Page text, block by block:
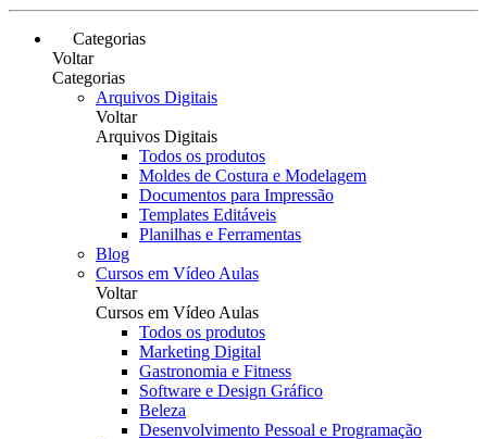
Categorias
Voltar
Categorias
Arquivos Digitais
Voltar
Arquivos Digitais
Todos os produtos
Moldes de Costura e Modelagem
Documentos para Impressão
Templates Editáveis
Planilhas e Ferramentas
Blog
Cursos em Vídeo Aulas
Voltar
Cursos em Vídeo Aulas
Todos os produtos
Marketing Digital
Gastronomia e Fitness
Software e Design Gráfico
Beleza
Desenvolvimento Pessoal e Programação